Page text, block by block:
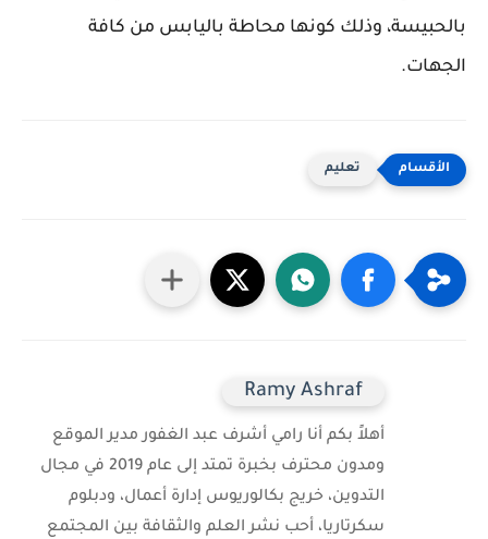
بالحبيسة، وذلك كونها محاطة باليابس من كافة
الجهات.
تعليم
Ramy Ashraf
أهلاً بكم أنا رامي أشرف عبد الغفور مدير الموقع
ومدون محترف بخبرة تمتد إلى عام 2019 في مجال
التدوين، خريج بكالوريوس إدارة أعمال، ودبلوم
سكرتاريا، أحب نشر العلم والثقافة بين المجتمع